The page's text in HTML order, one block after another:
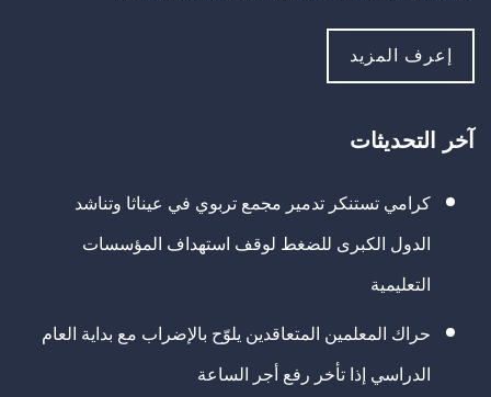
إعرف المزيد
آخر التحديثات
كرامي تستنكر تدمير مجمع تربوي في عيناثا وتناشد
الدول الكبرى للضغط لوقف استهداف المؤسسات
التعليمية
حراك المعلمين المتعاقدين يلوّح بالإضراب مع بداية العام
الدراسي إذا تأخر رفع أجر الساعة